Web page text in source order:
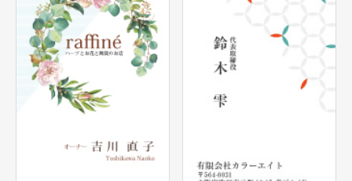
デザイン名刺
フォト名刺（写真・画像入り名刺）
恋する名刺♥
和風名刺